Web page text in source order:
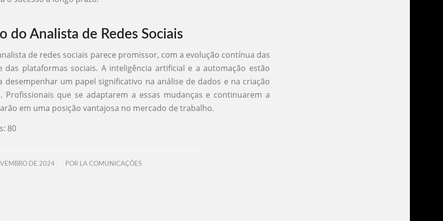
do Analista de Redes Sociais
de redes sociais parece promissor, com a evolução contínua das
das plataformas sociais. A inteligência artificial e a automação estão
desempenhar um papel significativo na análise de dados e na criação
Profissionais que se adaptarem a essas mudanças e continuarem a
em uma posição vantajosa no mercado de trabalho.
80
DE 2024
/ POR LA COMUNICAÇÕES